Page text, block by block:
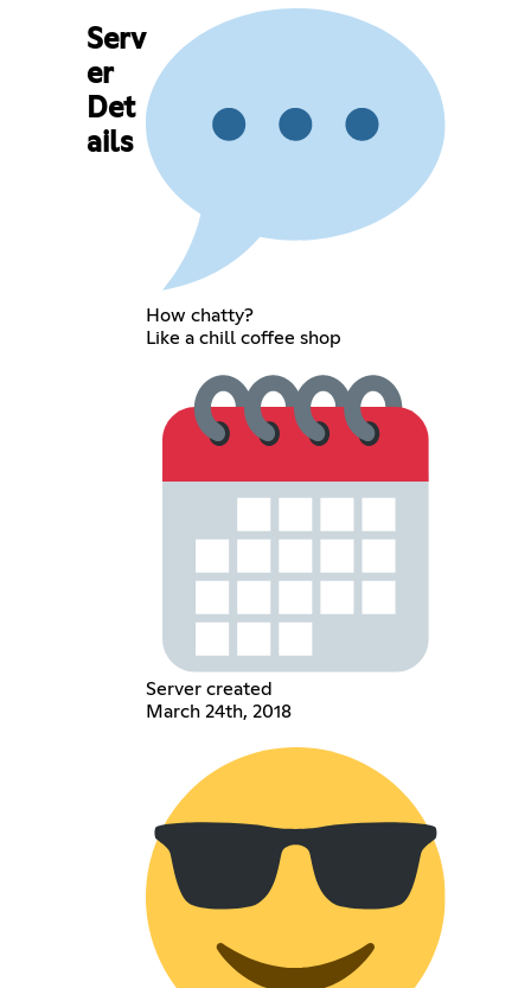
Serv
er
Det
ails
How chatty?
Like a chill coffee shop
Server created
March 24th, 2018